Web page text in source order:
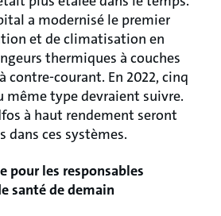
a modernisé le premier
et de climatisation en
thermiques à couches
courant. En 2022, cinq
même type devraient suivre.
à haut rendement seront
ces systèmes.
pour les responsables
santé de demain